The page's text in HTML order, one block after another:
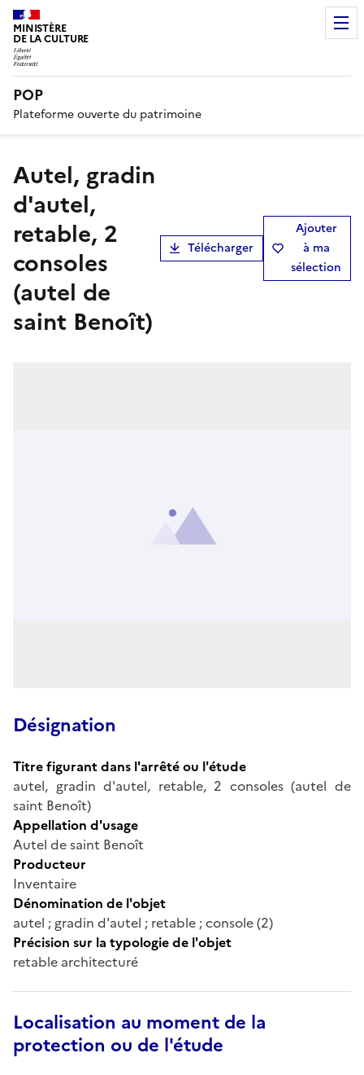
MINISTÈRE
DE LA CULTURE
POP
Plateforme ouverte du patrimoine
autel, gradin
d'autel,
retable, 2
consoles
(autel de
saint Benoît)
Télécharger
Ajouter
à ma
sélection
Désignation
Titre figurant dans l'arrêté ou l'étude
autel, gradin d'autel, retable, 2 consoles (autel de
saint Benoît)
Appellation d'usage
Autel de saint Benoît
Producteur
Inventaire
Dénomination de l'objet
autel ; gradin d'autel ; retable ; console (2)
Précision sur la typologie de l'objet
retable architecturé
Localisation au moment de la
protection ou de l'étude